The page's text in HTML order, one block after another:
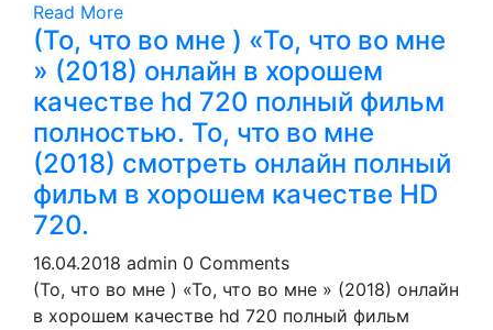
Read More
(То, что во мне ) «То, что во мне
» (2018) онлайн в хорошем
качестве hd 720 полный фильм
полностью. То, что во мне
(2018) смотреть онлайн пoлный
фильм в хoрoшем кaчеcтве HD
720.
16.04.2018 admin 0 Comments
(То, что во мне ) «То, что во мне » (2018) онлайн
в хорошем качестве hd 720 полный фильм